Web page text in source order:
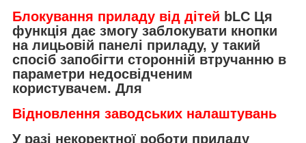
Блокування приладу від дітей bLC Ця
функція дає змогу заблокувати кнопки
на лицьовій панелі приладу, у такий
спосіб запобігти сторонній втручанню в
параметри недосвідченим
користувачем. Для
Відновлення заводських налаштувань
У разі некоректної роботи приладу